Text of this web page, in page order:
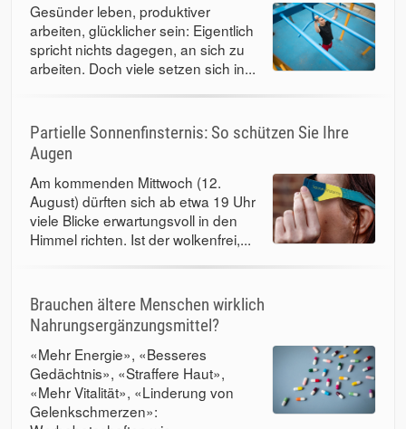
Gesünder leben, produktiver
arbeiten, glücklicher sein: Eigentlich
spricht nichts dagegen, an sich zu
arbeiten. Doch viele setzen sich in...
Partielle Sonnenfinsternis: So schützen Sie Ihre
Augen
Am kommenden Mittwoch (12.
August) dürften sich ab etwa 19 Uhr
viele Blicke erwartungsvoll in den
Himmel richten. Ist der wolkenfrei,...
Brauchen ältere Menschen wirklich
Nahrungsergänzungsmittel?
«Mehr Energie», «Besseres
Gedächtnis», «Straffere Haut»,
«Mehr Vitalität», «Linderung von
Gelenkschmerzen»: